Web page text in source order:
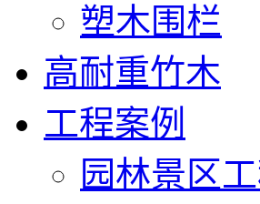
塑木围栏
高耐重竹木
工程案例
园林景区